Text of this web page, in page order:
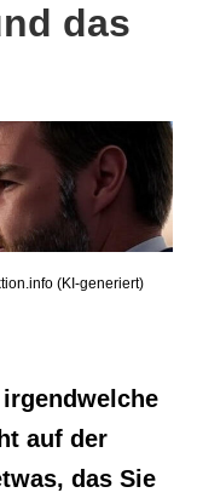
das
(KI-generiert)
auf der
das Sie